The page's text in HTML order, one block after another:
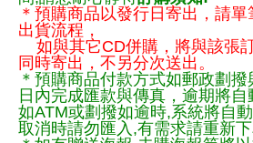
＊預購商品以發行日寄出，請
出貨流程，
如與其它CD併購，將與該張
同時寄出，不另分次送出。
＊預購商品付款方式如郵政劃
日內完成匯款與傳真，逾期將
如ATM或劃撥如逾時,系統將自
取消時請勿匯入,有需求請重新